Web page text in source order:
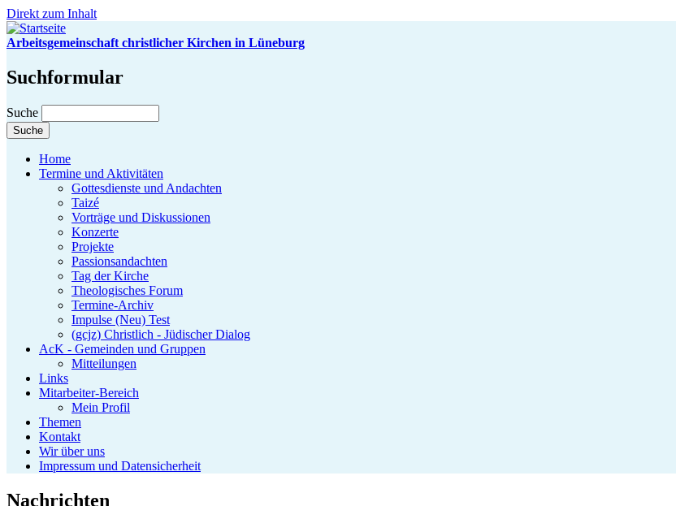
Direkt zum Inhalt
Arbeitsgemeinschaft christlicher Kirchen in Lüneburg
Suchformular
Suche
Home
Termine und Aktivitäten
Gottesdienste und Andachten
Taizé
Vorträge und Diskussionen
Konzerte
Projekte
Passionsandachten
Tag der Kirche
Theologisches Forum
Termine-Archiv
Impulse (Neu) Test
(gcjz) Christlich - Jüdischer Dialog
AcK - Gemeinden und Gruppen
Mitteilungen
Links
Mitarbeiter-Bereich
Mein Profil
Themen
Kontakt
Wir über uns
Impressum und Datensicherheit
Nachrichten